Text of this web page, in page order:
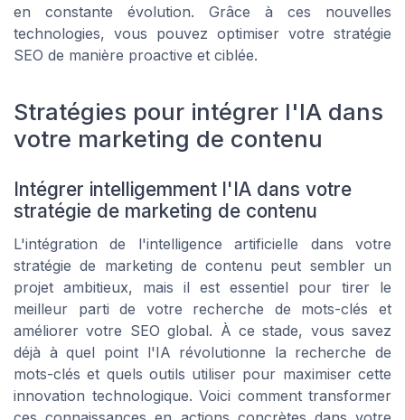
en constante évolution. Grâce à ces nouvelles
technologies, vous pouvez optimiser votre stratégie
SEO de manière proactive et ciblée.
Stratégies pour intégrer l'IA dans
votre marketing de contenu
Intégrer intelligemment l'IA dans votre
stratégie de marketing de contenu
L'intégration de l'intelligence artificielle dans votre
stratégie de marketing de contenu peut sembler un
projet ambitieux, mais il est essentiel pour tirer le
meilleur parti de votre recherche de mots-clés et
améliorer votre SEO global. À ce stade, vous savez
déjà à quel point l'IA révolutionne la recherche de
mots-clés et quels outils utiliser pour maximiser cette
innovation technologique. Voici comment transformer